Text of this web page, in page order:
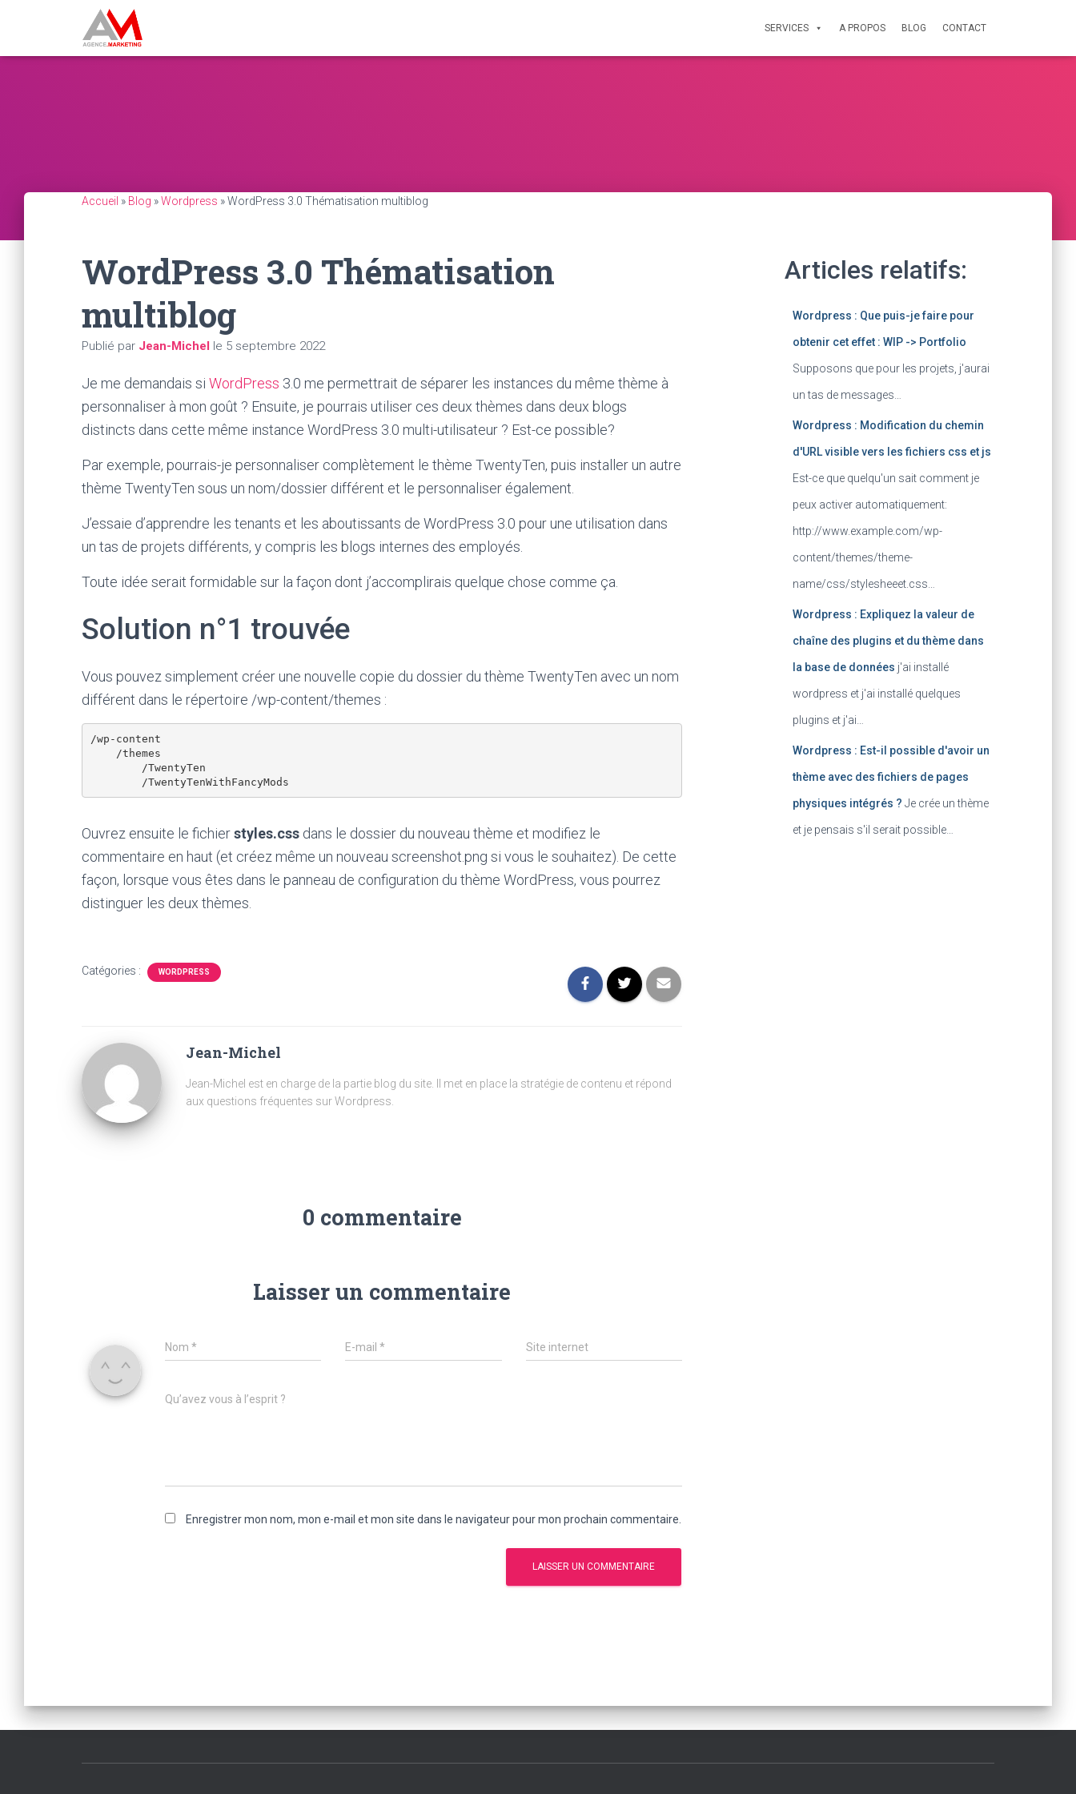
SERVICES A PROPOS BLOG CONTACT
Accueil » Blog »Wordpress »WordPress 3.0 Thématisation multiblog
WordPress 3.0 Thématisation
multiblog
Publié par Jean-Michel le 5 septembre 2022
Je me demandais si WordPress 3.0 me permettrait de séparer les instances du même thème à
personnaliser à mon goût ? Ensuite, je pourrais utiliser ces deux thèmes dans deux blogs
distincts dans cette même instance WordPress 3.0 multi-utilisateur ? Est-ce possible?
Par exemple, pourrais-je personnaliser complètement le thème TwentyTen, puis installer un autre
thème TwentyTen sous un nom/dossier différent et le personnaliser également.
J’essaie d’apprendre les tenants et les aboutissants de WordPress 3.0 pour une utilisation dans
un tas de projets différents, y compris les blogs internes des employés.
Toute idée serait formidable sur la façon dont j’accomplirais quelque chose comme ça.
Solution n°1 trouvée
Vous pouvez simplement créer une nouvelle copie du dossier du thème TwentyTen avec un nom
différent dans le répertoire /wp-content/themes :
/wp-content
Ouvrez ensuite le fichierstyles.css dans le dossier du nouveau thème et modifiez le
commentaire en haut (et créez même un nouveau screenshot.png si vous le souhaitez). De cette
façon, lorsque vous êtes dans le panneau de configuration du thème WordPress, vous pourrez
distinguer les deux thèmes.
Catégories : WORDPRESS
Jean-Michel
Jean-Michel est en charge de la partie blog du site. Il met en place la stratégie de contenu et répond
aux questions fréquentes sur Wordpress.
0 commentaire
Laisser un commentaire
Nom * E-mail* Site internet
Qu’avez vous à l’esprit ?
Enregistrer mon nom, mon e-mail et mon site dans le navigateur pour mon prochain commentaire.
Articles relatifs:
Wordpress : Que puis-je faire pour
obtenir cet effet : WIP -> Portfolio
Supposons que pour les projets, j'aurai
un tas de messages…
Wordpress : Modification du chemin
d'URL visible vers les fichiers css et js
Est-ce que quelqu'un sait comment je
peux activer automatiquement:
http://www.example.com/wp-
content/themes/theme-
name/css/stylesheeet.css…
Wordpress : Expliquez la valeur de
chaîne des plugins et du thème dans
la base de données j'ai installé
wordpress et j'ai installé quelques
plugins et j'ai…
Wordpress : Est-il possible d'avoir un
thème avec des fichiers de pages
physiques intégrés ? Je crée un thème
et je pensais s'il serait possible…